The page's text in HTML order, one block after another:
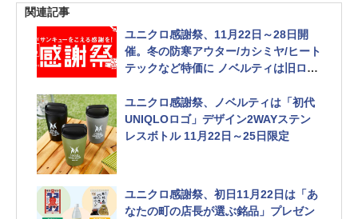
関連記事
ユニクロ感謝祭、11月22日～28日開
催。冬の防寒アウター/カシミヤ/ヒート
テックなど特価に ノベルティは旧ロゴ
ユニクロ感謝祭、ノベルティは「初代
UNIQLOロゴ」デザイン2WAYステン
レスボトル 11月22日～25日限定
ユニクロ感謝祭、初日11月22日は「あ
なたの町の店長が選ぶ銘品」プレゼン